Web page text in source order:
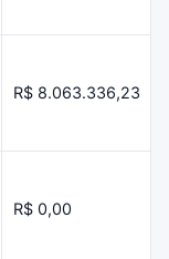
R$ 8.063.336,23
R$ 0,00